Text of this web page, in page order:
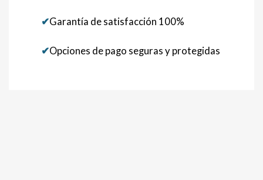
✔Garantía de satisfacción 100%
✔Opciones de pago seguras y protegidas